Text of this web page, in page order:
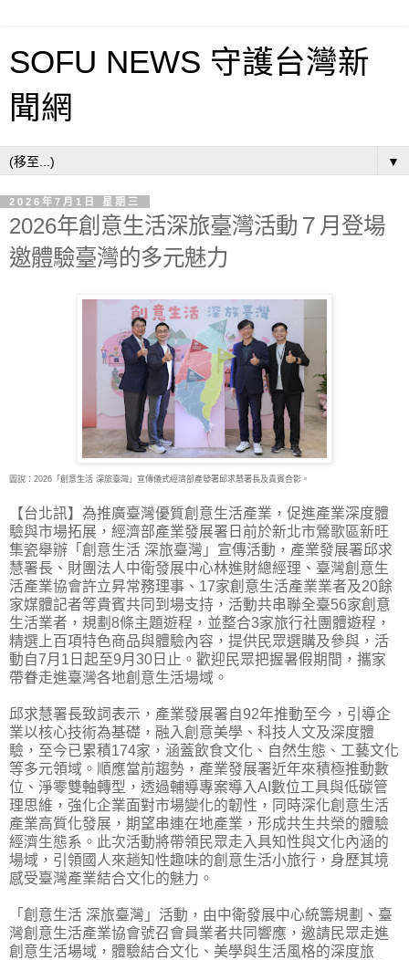
SOFU NEWS 守護台灣新
聞網
▼
2026年7月1日 星期三
2026年創意生活深旅臺灣活動７月登場
邀體驗臺灣的多元魅力
圖說：2026「創意生活 深旅臺灣」宣傳儀式經濟部產發署邱求慧署長及貴賓合影。
【台北訊】為推廣臺灣優質創意生活產業，促進產業深度體
驗與市場拓展，經濟部產業發展署 日前於新北市鶯歌區新旺
集瓷舉辦「創意生活 深旅臺灣」宣傳活動，產業發展署邱求
慧署長、財團法人中衛發展中心林進財總經理、臺灣創意生
活產業協會許立昇常務理事、17家創意生活產業業者及20餘
家媒體記者等貴賓共同到場支持，活動共串聯全臺56家創意
生活業者，規劃8條主題遊程，並整合3家旅行社團體遊程，
精選上百項特色商品與體驗內容，提供民眾選購及參與，活
動自7月1日起至9月30日止。歡迎民眾把握暑假期間，攜家
帶眷走進臺灣各地創意生活場域。
邱求慧署長致詞表示，產業發展署自92年推動至今，引導企
業以核心技術為基礎，融入創意美學、科技人文及深度體
驗，至今已累積174家，涵蓋飲食文化、自然生態、工藝文化
等多元領域。順應當前趨勢，產業發展署近年來積極推動數
位、淨零雙軸轉型，透過輔導專案導入AI數位工具與低碳管
理思維，強化企業面對市場變化的韌性，同時深化創意生活
產業高質化發展，期望串連在地產業，形成共生共榮的體驗
經濟生態系。此次活動將帶領民眾走入具知性與文化內涵的
場域，引領國人來趟知性趣味的創意生活小旅行，身歷其境
感受臺灣產業結合文化的魅力。
「創意生活 深旅臺灣」活動，由中衛發展中心統籌規劃、臺
灣創意生活產業協會號召會員業者共同響應，邀請民眾走進
創意生活場域，體驗結合文化、美學與生活風格的深度旅